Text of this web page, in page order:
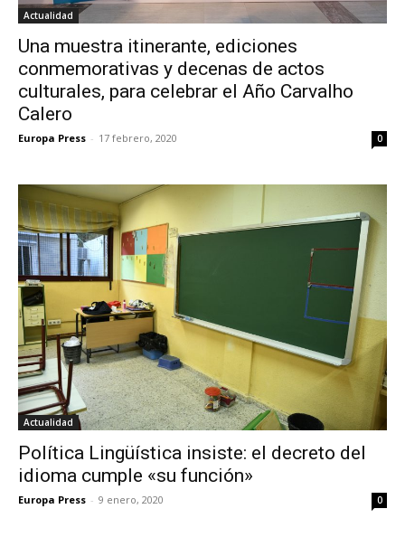
Actualidad
Una muestra itinerante, ediciones
conmemorativas y decenas de actos
culturales, para celebrar el Año Carvalho
Calero
Europa Press - 17 febrero, 2020 0
Actualidad
Política Lingüística insiste: el decreto del
idioma cumple «su función»
Europa Press - 9 enero, 2020 0